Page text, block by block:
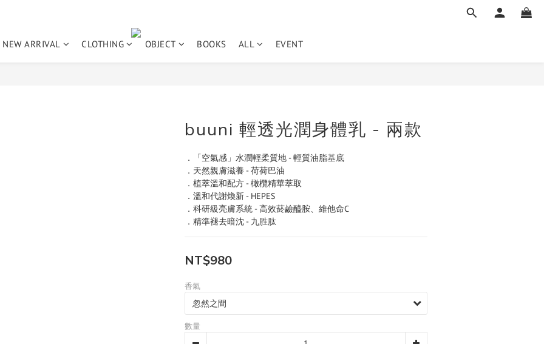
NEW ARRIVAL CLOTHING OBJECT BOOKS ALL EVENT
buuni 輕透光潤身體乳 - 兩款
．「空氣感」水潤輕柔質地 - 輕質油脂基底
．天然親膚滋養 - 荷荷巴油
．植萃溫和配方 - 橄欖精華萃取
．溫和代謝煥新 - HEPES
．科研級亮膚系統 - 高效菸鹼醯胺、維他命C
．精準褪去暗沈 - 九胜肽
NT$980
香氣
數量